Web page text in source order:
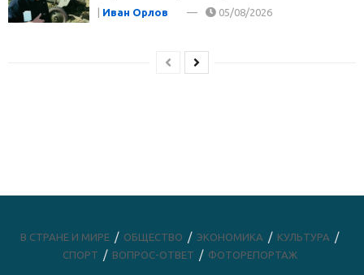
Иван Орлов 05/08/2026
В СТРАНЕ И МИРЕ ОБЩЕСТВО ЭКОНОМИКА
КУЛЬТУРА
СПОРТ
ВОПРОС-ОТВЕТ ФОТОРЕПОРТАЖ